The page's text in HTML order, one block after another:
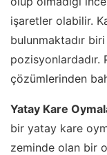
işaretler olabilir.
bulunmaktadır
pozisyonlardadır.
çözümlerinden
Yatay Kare
bir yatay kare
zeminde olan bir